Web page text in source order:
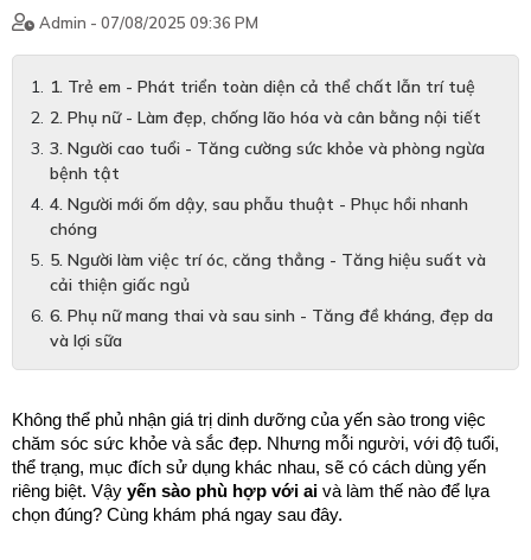
Admin - 07/08/2025 09:36 PM
1. Trẻ em - Phát triển toàn diện cả thể chất lẫn trí tuệ
2. Phụ nữ - Làm đẹp, chống lão hóa và cân bằng nội tiết
3. Người cao tuổi - Tăng cường sức khỏe và phòng ngừa
bệnh tật
4. Người mới ốm dậy, sau phẫu thuật - Phục hồi nhanh
chóng
5. Người làm việc trí óc, căng thẳng - Tăng hiệu suất và
cải thiện giấc ngủ
6. Phụ nữ mang thai và sau sinh - Tăng đề kháng, đẹp da
và lợi sữa
Không thể phủ nhận giá trị dinh dưỡng của yến sào trong việc
chăm sóc sức khỏe và sắc đẹp. Nhưng mỗi người, với độ tuổi,
thể trạng, mục đích sử dụng khác nhau, sẽ có cách dùng yến
riêng biệt. Vậy yến sào phù hợp với ai và làm thế nào để lựa
chọn đúng? Cùng khám phá ngay sau đây.